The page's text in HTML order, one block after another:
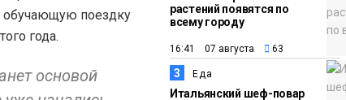
обучающую поездку
года.
основой
Общество
жизни
11:53
22 земских
культуры
растений появятся по
всему городу
16:41 07 августа 63
3 Еда
Итальянский шеф-повар